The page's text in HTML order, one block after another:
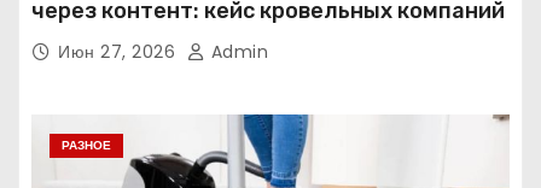
через контент: кейс кровельных компаний
Июн 27, 2026 Admin
РАЗНОЕ